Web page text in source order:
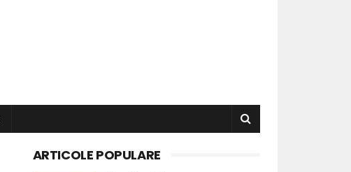
ARTICOLE POPULARE